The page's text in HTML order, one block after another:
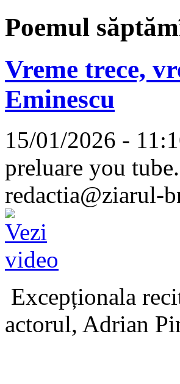
Poemul
Vreme trece,
Eminescu
15/01/2026 -
preluare you
redactia@ziarul-
Excepționala
actorul, Adrian